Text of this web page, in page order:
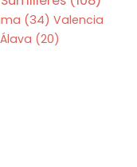
(34) Valencia
Álava (20)